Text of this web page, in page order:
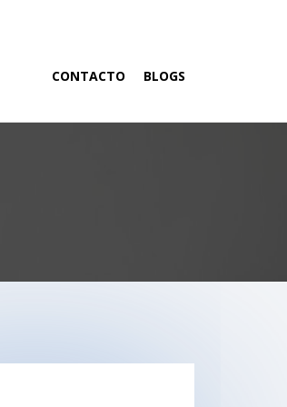
CONTACTO BLOGS